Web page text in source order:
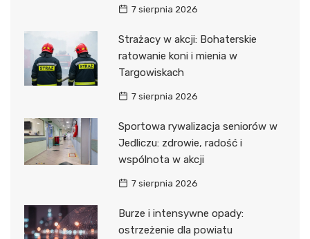
7 sierpnia 2026
Strażacy w akcji: Bohaterskie
ratowanie koni i mienia w
Targowiskach
7 sierpnia 2026
Sportowa rywalizacja seniorów w
Jedliczu: zdrowie, radość i
wspólnota w akcji
7 sierpnia 2026
Burze i intensywne opady:
ostrzeżenie dla powiatu